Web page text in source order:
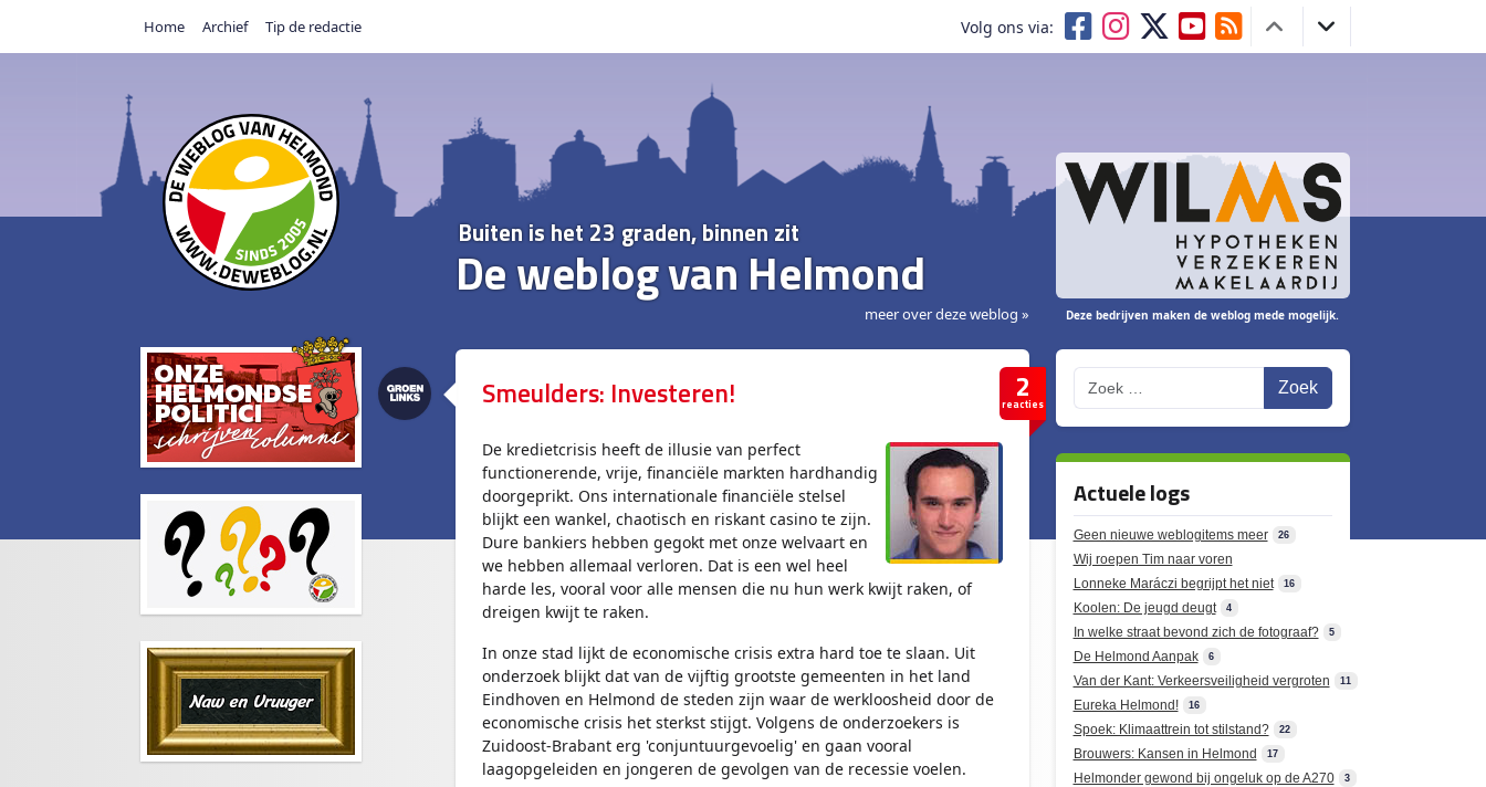
Home Archief Tip de redactie Volg ons via:
Buiten is het 23 graden, binnen zit
De weblog van Helmond
meer over deze weblog » Deze bedrijven maken de weblog mede mogelijk.
2
reacties
Smeulders: Investeren!
De kredietcrisis heeft de illusie van perfect
functionerende, vrije, financiële markten hardhandig
doorgeprikt. Ons internationale financiële stelsel
blijkt een wankel, chaotisch en riskant casino te zijn.
Dure bankiers hebben gegokt met onze welvaart en
we hebben allemaal verloren. Dat is een wel heel
harde les, vooral voor alle mensen die nu hun werk kwijt raken, of
dreigen kwijt te raken.
In onze stad lijkt de economische crisis extra hard toe te slaan. Uit
onderzoek blijkt dat van de vijftig grootste gemeenten in het land
Eindhoven en Helmond de steden zijn waar de werkloosheid door de
economische crisis het sterkst stijgt. Volgens de onderzoekers is
Zuidoost-Brabant erg 'conjuntuurgevoelig' en gaan vooral
laagopgeleiden en jongeren de gevolgen van de recessie voelen.
Actuele logs
Geen nieuwe weblogitems meer 26
Wij roepen Tim naar voren
Lonneke Maráczi begrijpt het niet
16
Koolen: De jeugd deugt 4
In welke straat bevond zich de fotograaf? 5
De Helmond Aanpak 6
Van der Kant: Verkeersveiligheid vergroten 11
Eureka Helmond! 16
Spoek: Klimaattrein tot stilstand? 22
Brouwers: Kansen in Helmond 17
Helmonder gewond bij ongeluk op de A270 3